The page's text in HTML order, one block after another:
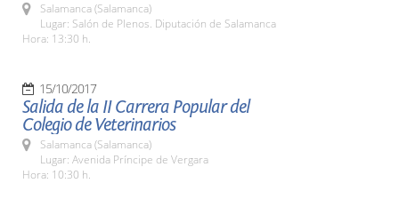
Salamanca (Salamanca)
Lugar: Salón de Plenos. Diputación de Salamanca
Hora: 13:30 h.
15/10/2017
Salida de la II Carrera Popular del
Colegio de Veterinarios
Salamanca (Salamanca)
Lugar: Avenida Príncipe de Vergara
Hora: 10:30 h.